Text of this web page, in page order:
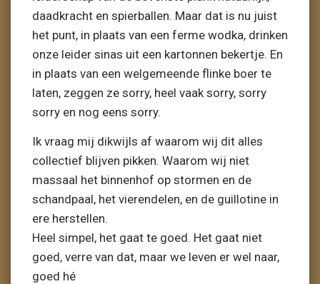
daadkracht en spierballen. Maar dat is nu juist
het punt, in plaats van een ferme wodka, drinken
onze leider sinas uit een kartonnen bekertje. En
in plaats van een welgemeende flinke boer te
laten, zeggen ze sorry, heel vaak sorry, sorry
sorry en nog eens sorry.
Ik vraag mij dikwijls af waarom wij dit alles
collectief blijven pikken. Waarom wij niet
massaal het binnenhof op stormen en de
schandpaal, het vierendelen, en de guillotine in
ere herstellen.
Heel simpel, het gaat te goed. Het gaat niet
goed, verre van dat, maar we leven er wel naar,
goed hé